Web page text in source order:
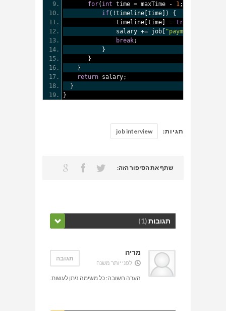
for( int time = maxTime - 1;
if(!timeline time ])
{
               timeline
time = true
               salary
+= job "payment"
break;
}
}
}
return salary;
}
}
תגיות: job interview
שתף את הסיפור הזה:
תגובות(1)
תגובה
מריה
לפני יותר משנה
הערה חשובה: כל משימה ניתן לעשות ביום אחד!